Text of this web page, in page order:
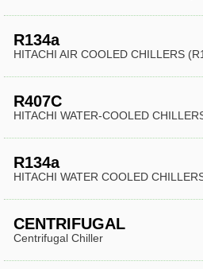
R134a
HITACHI AIR COOLED CHILLERS
R407C
HITACHI WATER-COOLED
R134a
HITACHI WATER COOLED
CENTRIFUGAL
Centrifugal Chiller